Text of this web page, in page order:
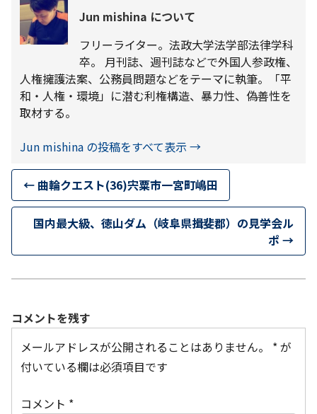
Jun mishina について
フリーライター。法政大学法学部法律学科
卒。 月刊誌、週刊誌などで外国人参政権、
人権擁護法案、公務員問題などをテーマに執筆。「平
和・人権・環境」に潜む利権構造、暴力性、偽善性を
取材する。
Jun mishina の投稿をすべて表示 →
← 曲輪クエスト(36)宍粟市一宮町嶋田
国内最大級、徳山ダム（岐阜県揖斐郡）の見学会ル
ポ →
コメントを残す
メールアドレスが公開されることはありません。
*が
付いている欄は必須項目です
コメント *